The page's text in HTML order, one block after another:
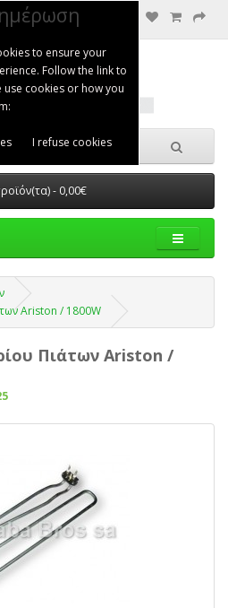
to ensure your
Follow the link to
cookies or how you
I refuse cookies
- 0,00€
Ariston / 1800W
Πιάτων Ariston /